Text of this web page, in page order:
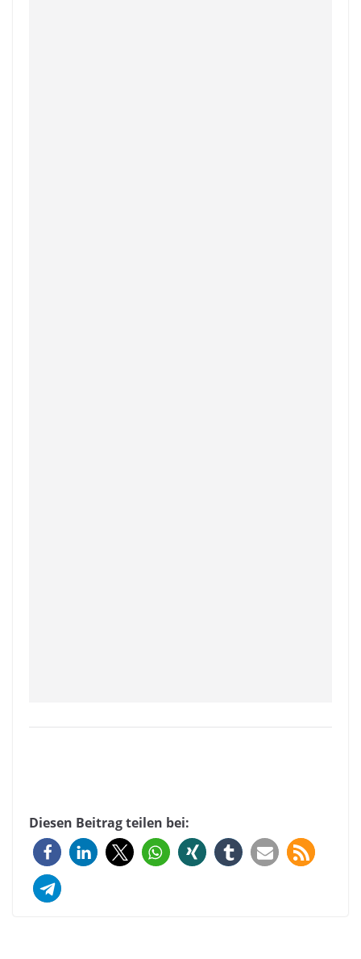
Diesen Beitrag teilen bei: